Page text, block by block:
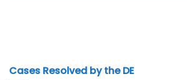
Cases Resolved by the DE